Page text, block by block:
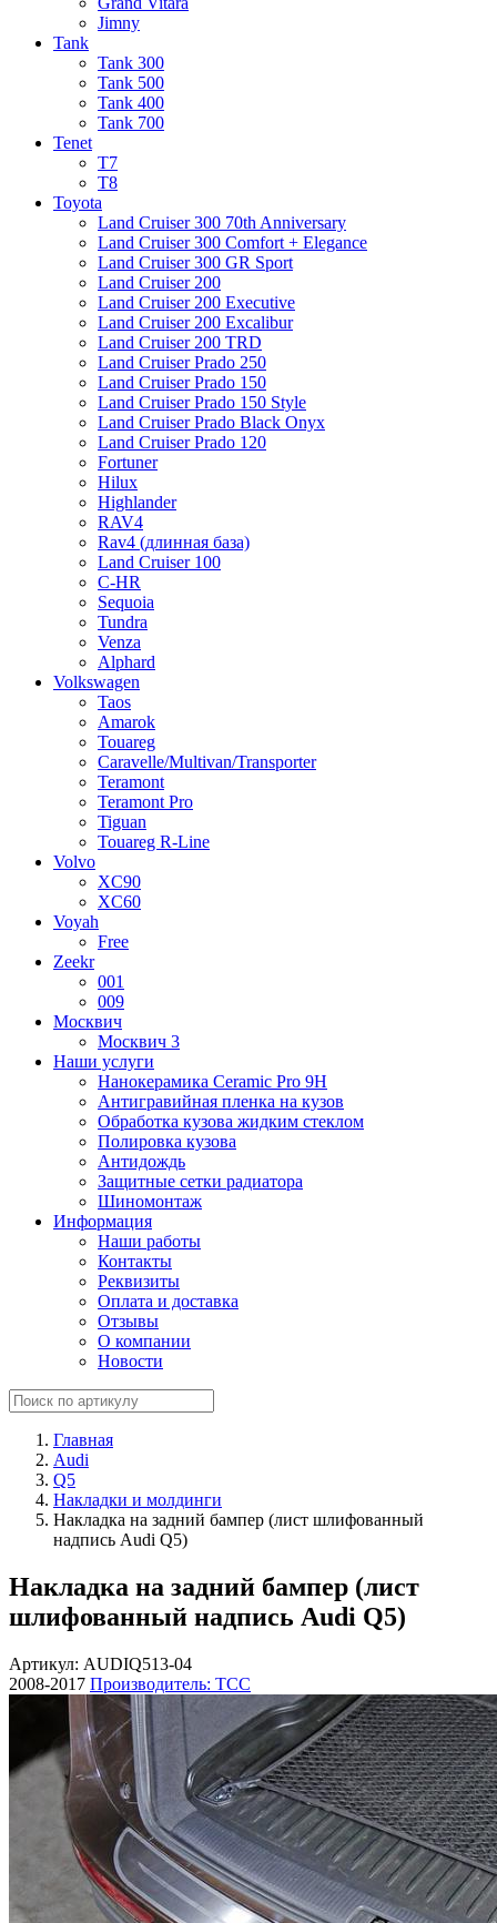
Jimny
Tank
Tank 300
Tank 500
Tank 400
Tank 700
Tenet
T7
T8
Toyota
Land Cruiser 300 70th Anniversary
Land Cruiser 300 Comfort + Elegance
Land Cruiser 300 GR Sport
Land Cruiser 200
Land Cruiser 200 Executive
Land Cruiser 200 Excalibur
Land Cruiser 200 TRD
Land Cruiser Prado 250
Land Cruiser Prado 150
Land Cruiser Prado 150 Style
Land Cruiser Prado Black Onyx
Land Cruiser Prado 120
Fortuner
Hilux
Highlander
RAV4
Rav4 (длинная база)
Land Cruiser 100
C-HR
Sequoia
Tundra
Venza
Alphard
Volkswagen
Taos
Amarok
Touareg
Caravelle/Multivan/Transporter
Teramont
Teramont Pro
Tiguan
Touareg R-Line
Volvo
XC90
XC60
Voyah
Free
Zeekr
001
009
Москвич
Москвич 3
Наши услуги
Нанокерамика Ceramic Pro 9H
Антигравийная пленка на кузов
Обработка кузова жидким стеклом
Полировка кузова
Антидождь
Защитные сетки радиатора
Шиномонтаж
Информация
Наши работы
Контакты
Реквизиты
Оплата и доставка
Отзывы
О компании
Новости
Главная
Audi
Q5
Накладки и молдинги
Накладка на задний бампер (лист шлифованный
надпись Audi Q5)
Накладка на задний бампер (лист
шлифованный надпись Audi Q5)
Артикул: AUDIQ513-04
2008-2017 Производитель: ТСС